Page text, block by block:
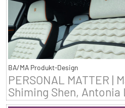
BA/MA Produkt-Design
PERSONAL MATTER |
Shiming Shen, Antonia